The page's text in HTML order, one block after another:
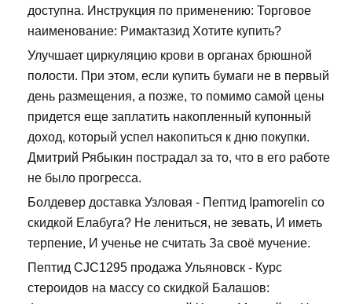
доступна. Инструкция по применению: Торговое
наименование: Римактазид Хотите купить?
Улучшает циркуляцию крови в органах брюшной
полости. При этом, если купить бумаги не в первый
день размещения, а позже, то помимо самой цены
придется еще заплатить накопленный купонный
доход, который успел накопиться к дню покупки.
Дмитрий Рябыкин пострадал за то, что в его работе
не было прогресса.
Болдевер доставка Узловая - Пептид Ipamorelin со
скидкой Елабуга? Не лениться, не зевать, И иметь
терпение, И ученье не считать За своё мучение.
Пептид CJC1295 продажа Ульяновск - Курс
стероидов на массу со скидкой Балашов: